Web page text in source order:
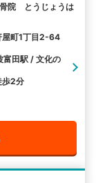
骨院 とうじょうは
屋町1丁目2-64
富田駅 / 文化の
歩2分